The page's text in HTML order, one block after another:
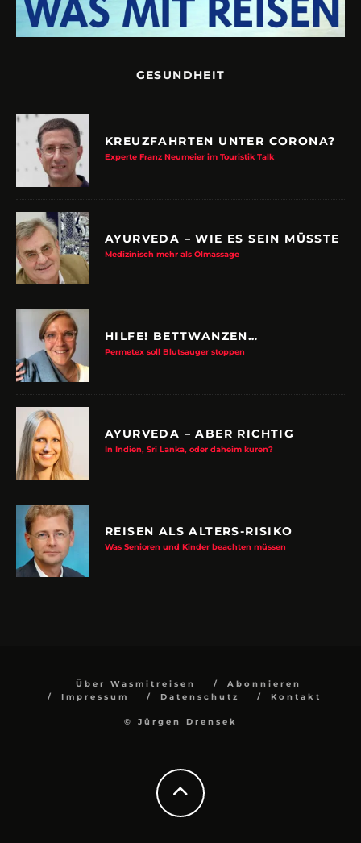
GESUNDHEIT
KREUZFAHRTEN UNTER CORONA?
Experte Franz Neumeier im Touristik Talk
AYURVEDA – WIE ES SEIN MÜSSTE
Medizinisch mehr als Ölmassage
HILFE! BETTWANZEN…
Permetex soll Blutsauger stoppen
AYURVEDA – ABER RICHTIG
In Indien, Sri Lanka, oder daheim kuren?
REISEN ALS ALTERS-RISIKO
Was Senioren und Kinder beachten müssen
Über Wasmitreisen
Abonnieren
Impressum
Datenschutz Kontakt
© Jürgen Drensek